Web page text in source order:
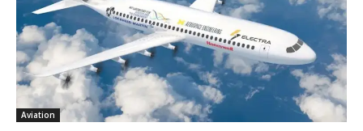
Aviation